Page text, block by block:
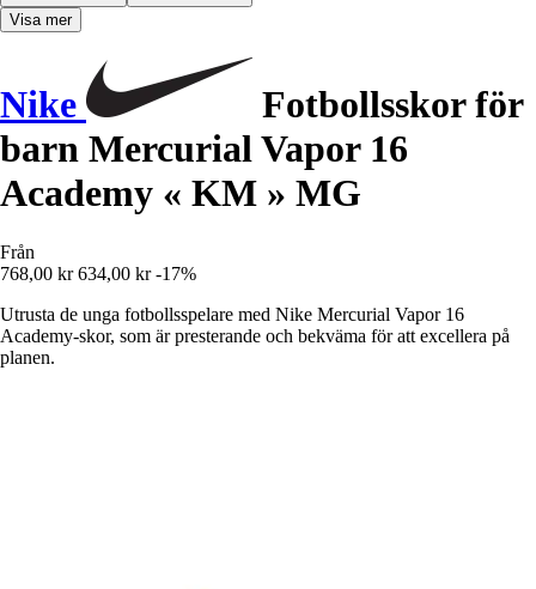
Visa mer
Nike
Fotbollsskor för
barn Mercurial Vapor 16
Academy « KM » MG
Från
768,00 kr 634,00 kr -17%
Utrusta de unga fotbollsspelare med Nike Mercurial Vapor 16
Academy-skor, som är presterande och bekväma för att excellera på
planen.